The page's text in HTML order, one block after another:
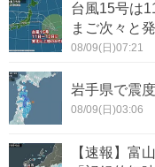
台風15号は
まご次々と
08/09(日)07:21
岩手県で震
08/09(日)03:06
【速報】富